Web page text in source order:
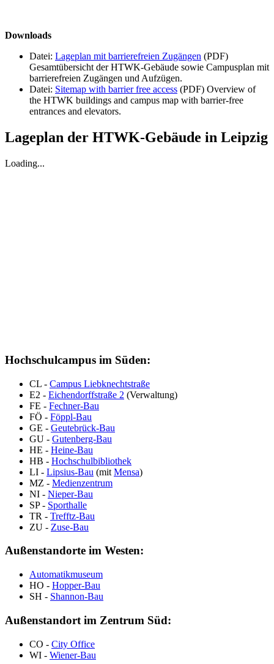
Downloads
Datei: Lageplan mit barrierefreien Zugängen (PDF)
Gesamtübersicht der HTWK-Gebäude sowie Campusplan mit
barrierefreien Zugängen und Aufzügen.
Datei: Sitemap with barrier free access (PDF) Overview of
the HTWK buildings and campus map with barrier-free
entrances and elevators.
Lageplan der HTWK-Gebäude in Leipzig
Loading...
Hochschulcampus im Süden:
CL - Campus Liebknechtstraße
E2 - Eichendorffstraße 2 (Verwaltung)
FE - Fechner-Bau
FÖ - Föppl-Bau
GE - Geutebrück-Bau
GU - Gutenberg-Bau
HE - Heine-Bau
HB - Hochschulbibliothek
LI - Lipsius-Bau (mit Mensa)
MZ - Medienzentrum
NI - Nieper-Bau
SP - Sporthalle
TR - Trefftz-Bau
ZU - Zuse-Bau
Außenstandorte im Westen:
Automatikmuseum
HO - Hopper-Bau
SH - Shannon-Bau
Außenstandort im Zentrum Süd:
CO - City Office
WI - Wiener-Bau